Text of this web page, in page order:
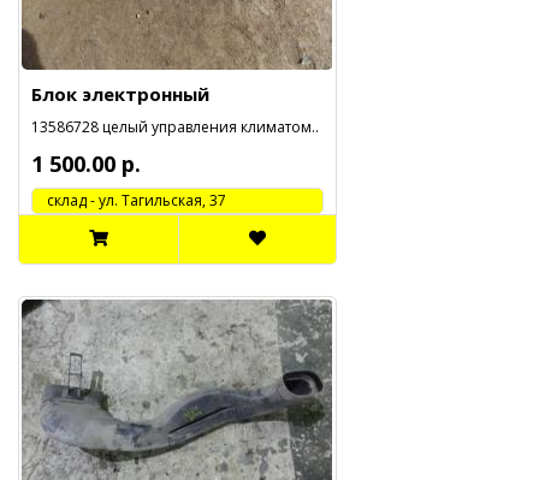
Блок электронный
13586728 целый управления климатом..
1 500.00 р.
cклад - ул. Тагильская, 37